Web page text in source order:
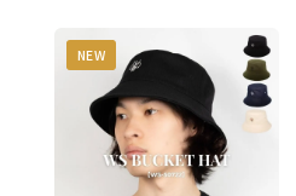
NEW